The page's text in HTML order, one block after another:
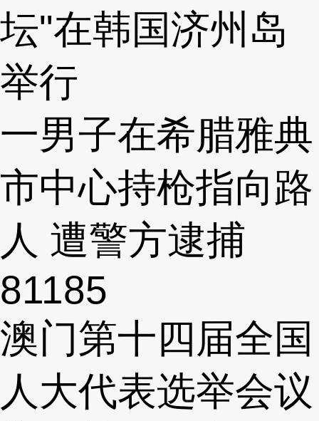
坛"在韩国济州岛
举行
一男子在希腊雅典
市中心持枪指向路
人 遭警方逮捕
81185
澳门第十四届全国
人大代表选举会议